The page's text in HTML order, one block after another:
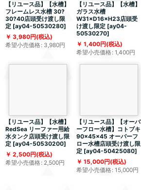
【リユース品】【水槽】
フレームレス水槽 30?
30?40店頭受け渡し限
定 [ay04-50530280]
3,980円(税込)
希望小売価格: 3,980円
【リユース品】【水槽】
ガラス水槽
W31×D16×H23店頭受
け渡し限定 [ay04-
50530270]
1,400円(税込)
希望小売価格: 1,400円
【リユース品】【水槽】
RedSea リーファー用給
水タンク店頭受け渡し限
定 [ay04-50530200]
2,500円(税込)
希望小売価格: 2,500円
【リユース品】【オーバ
ーフロー水槽】コトブキ
90×45×45 オーバーフ
ロー水槽店頭受け渡し限
定 [ay04-50425080]
15,000円(税込)
希望小売価格: 15,000円